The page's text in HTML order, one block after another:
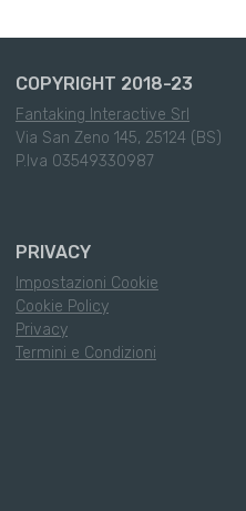
COPYRIGHT 2018-23
Fantaking Interactive Srl
Via San Zeno 145, 25124 (BS)
P.Iva 03549330987
PRIVACY
Impostazioni Cookie
Cookie Policy
Privacy
Termini e Condizioni